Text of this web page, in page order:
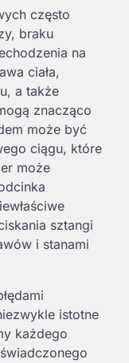
często
braku
na
ciała,
a także
znacząco
może być
ciągu, które
może
sztangi
i stanami
istotne
każdego